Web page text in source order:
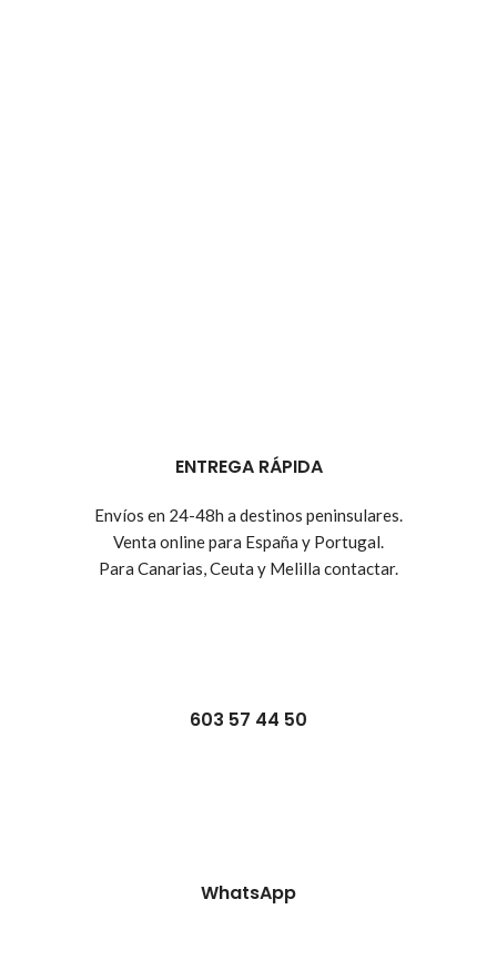
ENTREGA RÁPIDA
Envíos en 24-48h a destinos peninsulares.
Venta online para España y Portugal.
Para Canarias, Ceuta y Melilla contactar.
603 57 44 50
WhatsApp